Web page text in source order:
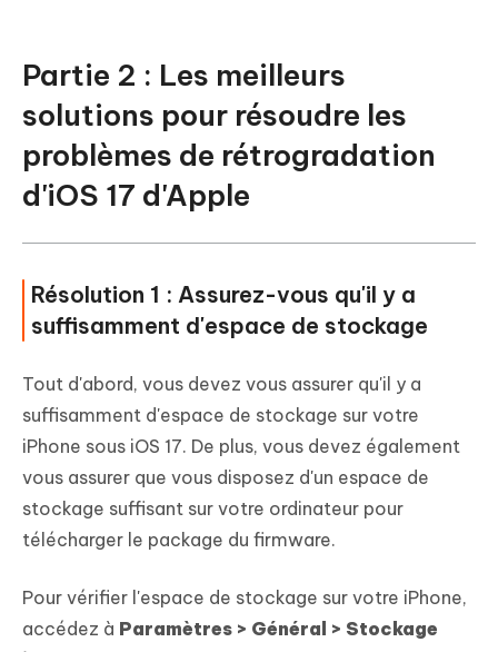
Partie 2 : Les meilleurs
solutions pour résoudre les
problèmes de rétrogradation
d'iOS 17 d'Apple
Résolution 1 : Assurez-vous qu'il y a
suffisamment d'espace de stockage
Tout d'abord, vous devez vous assurer qu'il y a
suffisamment d'espace de stockage sur votre
iPhone sous iOS 17. De plus, vous devez également
vous assurer que vous disposez d'un espace de
stockage suffisant sur votre ordinateur pour
télécharger le package du firmware.
Pour vérifier l'espace de stockage sur votre iPhone,
accédez à Paramètres > Général > Stockage